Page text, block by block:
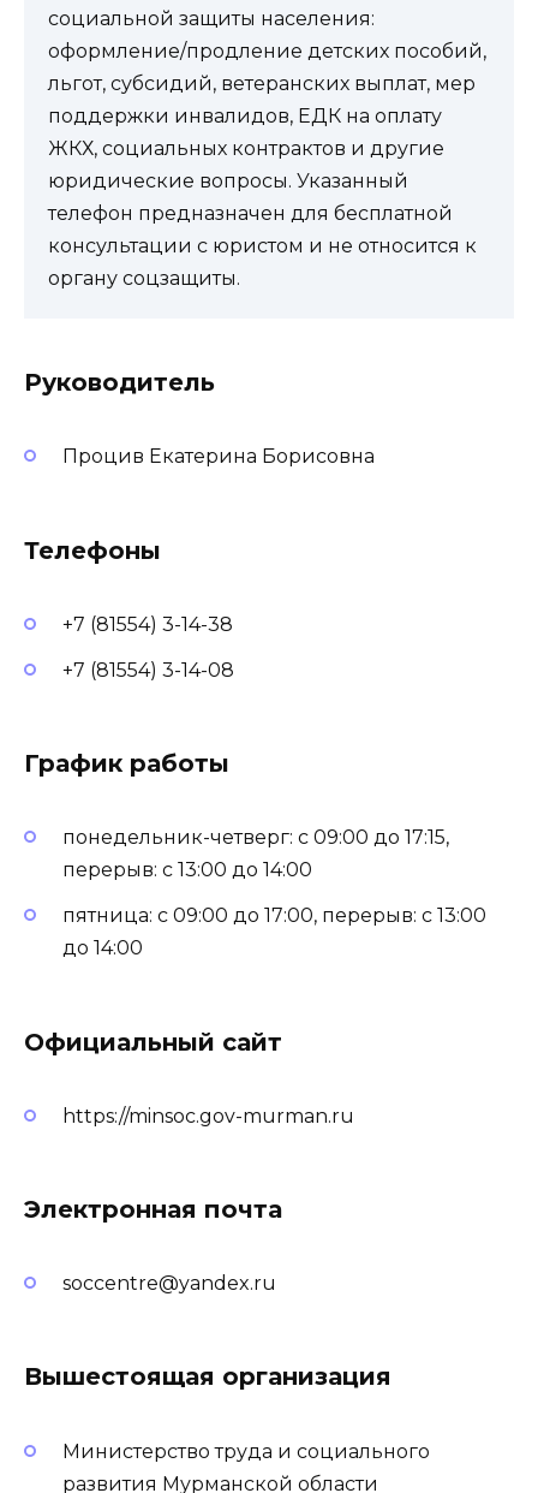
социальной защиты населения:
оформление/продление детских пособий,
льгот, субсидий, ветеранских выплат, мер
поддержки инвалидов, ЕДК на оплату
ЖКХ, социальных контрактов и другие
юридические вопросы. Указанный
телефон предназначен для бесплатной
консультации с юристом и не относится к
органу соцзащиты.
Руководитель
Процив Екатерина Борисовна
Телефоны
+7 (81554) 3-14-38
+7 (81554) 3-14-08
График работы
понедельник-четверг: с 09:00 до 17:15,
перерыв: с 13:00 до 14:00
пятница: с 09:00 до 17:00, перерыв: с 13:00
до 14:00
Официальный сайт
https://minsoc.gov-murman.ru
Электронная почта
soccentre@yandex.ru
Вышестоящая организация
Министерство труда и социального
развития Мурманской области